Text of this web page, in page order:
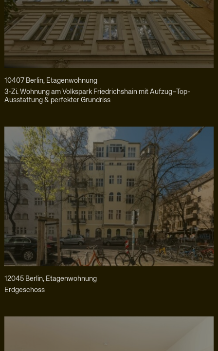
10407 Berlin, Etagenwohnung
3-Zi. Wohnung am Volkspark Friedrichshain mit Aufzug–Top-
Ausstattung & perfekter Grundriss
12045 Berlin, Etagenwohnung
Erdgeschoss